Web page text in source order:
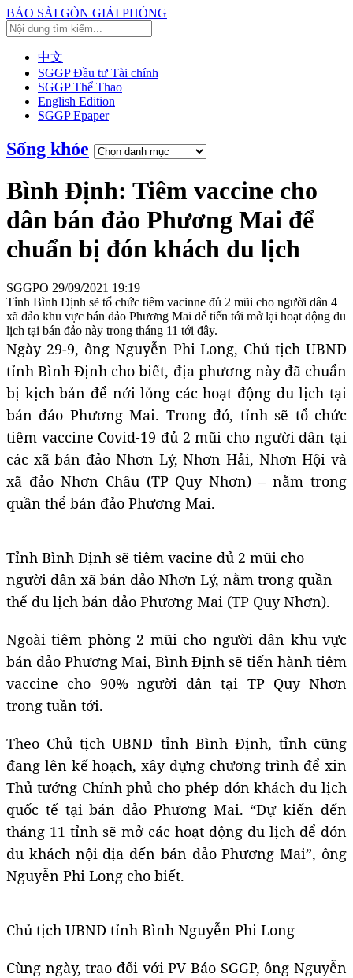
BÁO SÀI GÒN GIẢI PHÓNG
中文
SGGP Đầu tư Tài chính
SGGP Thể Thao
English Edition
SGGP Epaper
Sống khỏe
Bình Định: Tiêm vaccine cho
dân bán đảo Phương Mai để
chuẩn bị đón khách du lịch
SGGPO 29/09/2021 19:19
Tỉnh Bình Định sẽ tổ chức tiêm vacinne đủ 2 mũi cho người dân 4
xã đảo khu vực bán đảo Phương Mai để tiến tới mở lại hoạt động du
lịch tại bán đảo này trong tháng 11 tới đây.
Ngày 29-9, ông Nguyễn Phi Long, Chủ tịch UBND
tỉnh Bình Định cho biết, địa phương này đã chuẩn
bị kịch bản để nới lỏng các hoạt động du lịch tại
bán đảo Phương Mai. Trong đó, tỉnh sẽ tổ chức
tiêm vaccine Covid-19 đủ 2 mũi cho người dân tại
các xã bán đảo Nhơn Lý, Nhơn Hải, Nhơn Hội và
xã đảo Nhơn Châu (TP Quy Nhơn) – nằm trong
quần thể bán đảo Phương Mai.
Tỉnh Bình Định sẽ tiêm vacine đủ 2 mũi cho
người dân xã bán đảo Nhơn Lý, nằm trong quần
thể du lịch bán đảo Phương Mai (TP Quy Nhơn).
Ngoài tiêm phòng 2 mũi cho người dân khu vực
bán đảo Phương Mai, Bình Định sẽ tiến hành tiêm
vaccine cho 90% người dân tại TP Quy Nhơn
trong tuần tới.
Theo Chủ tịch UBND tỉnh Bình Định, tỉnh cũng
đang lên kế hoạch, xây dựng chương trình để xin
Thủ tướng Chính phủ cho phép đón khách du lịch
quốc tế tại bán đảo Phương Mai. “Dự kiến đến
tháng 11 tỉnh sẽ mở các hoạt động du lịch để đón
du khách nội địa đến bán đảo Phương Mai”, ông
Nguyễn Phi Long cho biết.
Chủ tịch UBND tỉnh Bình Nguyễn Phi Long
Cùng ngày, trao đổi với PV Báo SGGP, ông Nguyễn